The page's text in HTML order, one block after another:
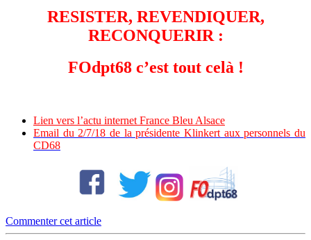
RESISTER, REVENDIQUER,
RECONQUERIR :
FOdpt68 c’est tout celà !
Lien vers l’actu internet France Bleu Alsace
Email du 2/7/18 de la présidente Klinkert aux personnels du
CD68
Commenter cet article